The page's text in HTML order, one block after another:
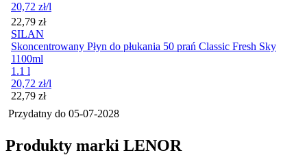
20,72 zł/l
Cena
22,79 zł
SILAN
Skoncentrowany Płyn do płukania 50 prań Classic Fresh Sky
1100ml
1.1 l
20,72 zł/l
Cena
22,79 zł
Przydatny do 05-07-2028
Produkty marki LENOR